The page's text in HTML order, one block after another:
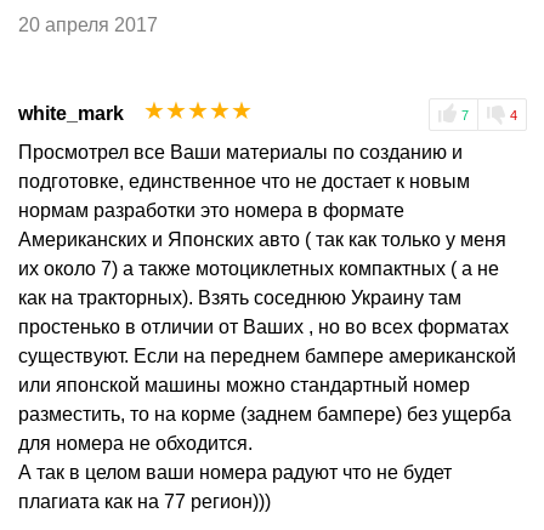
20 апреля 2017
white_mark 7 4
☆
☆
☆
☆
☆
Просмотрел все Ваши материалы по созданию и
подготовке, единственное что не достает к новым
нормам разработки это номера в формате
Американских и Японских авто ( так как только у меня
их около 7) а также мотоциклетных компактных ( а не
как на тракторных). Взять соседнюю Украину там
простенько в отличии от Ваших , но во всех форматах
существуют. Если на переднем бампере американской
или японской машины можно стандартный номер
разместить, то на корме (заднем бампере) без ущерба
для номера не обходится.
А так в целом ваши номера радуют что не будет
плагиата как на 77 регион)))